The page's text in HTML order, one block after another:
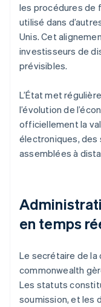
les procédures de
utilisé dans
Unis. Cet
investisseurs de
prévisibles.
L’État met
l’évolution de
officiellement la
électroniques,
assemblées à
en temps
Le secrétaire de
commonwealth
Les statuts
soumission, et les